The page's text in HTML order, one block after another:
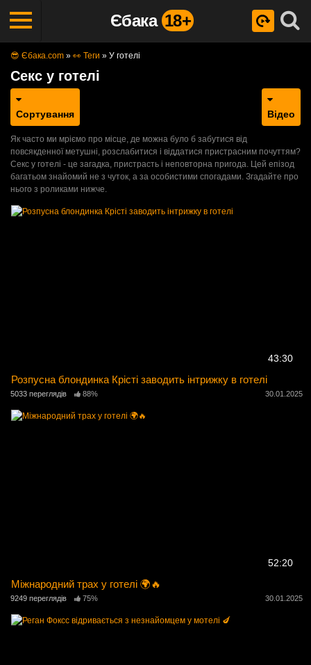
Єбака 18+
😎 Єбака.com » 👀 Теги » У готелі
Секс у готелі
Сортування Відео
Як часто ми мріємо про місце, де можна було б забутися від
повсякденної метушні, розслабитися і віддатися пристрасним почуттям?
Секс у готелі - це загадка, пристрасть і неповторна пригода. Цей епізод
багатьом знайомий не з чуток, а за особистими спогадами. Згадайте про
нього з роликами нижче.
43:30
Розпусна блондинка Крісті заводить інтрижку в готелі
5033 переглядів 88% 30.01.2025
52:20
Міжнародний трах у готелі 🌍🔥
9249 переглядів 75% 30.01.2025